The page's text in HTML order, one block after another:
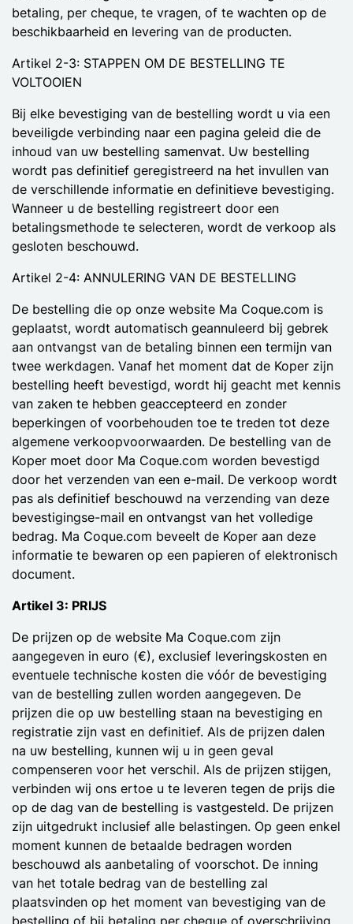
betaling, per cheque, te vragen, of te wachten op de
beschikbaarheid en levering van de producten.
Artikel 2-3: STAPPEN OM DE BESTELLING TE
VOLTOOIEN
Bij elke bevestiging van de bestelling wordt u via een
beveiligde verbinding naar een pagina geleid die de
inhoud van uw bestelling samenvat. Uw bestelling
wordt pas definitief geregistreerd na het invullen van
de verschillende informatie en definitieve bevestiging.
Wanneer u de bestelling registreert door een
betalingsmethode te selecteren, wordt de verkoop als
gesloten beschouwd.
Artikel 2-4: ANNULERING VAN DE BESTELLING
De bestelling die op onze website Ma Coque.com is
geplaatst, wordt automatisch geannuleerd bij gebrek
aan ontvangst van de betaling binnen een termijn van
twee werkdagen. Vanaf het moment dat de Koper zijn
bestelling heeft bevestigd, wordt hij geacht met kennis
van zaken te hebben geaccepteerd en zonder
beperkingen of voorbehouden toe te treden tot deze
algemene verkoopvoorwaarden. De bestelling van de
Koper moet door Ma Coque.com worden bevestigd
door het verzenden van een e-mail. De verkoop wordt
pas als definitief beschouwd na verzending van deze
bevestigingse-mail en ontvangst van het volledige
bedrag. Ma Coque.com beveelt de Koper aan deze
informatie te bewaren op een papieren of elektronisch
document.
Artikel 3: PRIJS
De prijzen op de website Ma Coque.com zijn
aangegeven in euro (€), exclusief leveringskosten en
eventuele technische kosten die vóór de bevestiging
van de bestelling zullen worden aangegeven. De
prijzen die op uw bestelling staan na bevestiging en
registratie zijn vast en definitief. Als de prijzen dalen
na uw bestelling, kunnen wij u in geen geval
compenseren voor het verschil. Als de prijzen stijgen,
verbinden wij ons ertoe u te leveren tegen de prijs die
op de dag van de bestelling is vastgesteld. De prijzen
zijn uitgedrukt inclusief alle belastingen. Op geen enkel
moment kunnen de betaalde bedragen worden
beschouwd als aanbetaling of voorschot. De inning
van het totale bedrag van de bestelling zal
plaatsvinden op het moment van bevestiging van de
bestelling of bij betaling per cheque of overschrijving,